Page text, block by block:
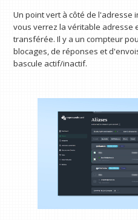
Un point vert à côté de l'adresse
vous verrez la véritable adresse
transférée. Il y a un compteur
blocages, de réponses et
bascule actif/inactif.